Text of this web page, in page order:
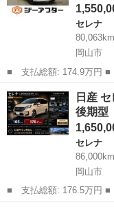
セレナ
80,063km
岡山市
■ 支払総額: 174.9万円 ■ 車両本体価格： 1,550,000 円 ■ メーカ
ー名： 日産 ■ 車種名
ＫＥＮＷＯＯＤ７イン
メラ ク...
岡山 岡山市 セレナ
日産
後期
セレナ
86,000km
岡山市
■ 支払総額: 176.5万円 ■ 車両本体価格： 1,650,000 円 ■ メーカ
ー名： 日産 ■ 車種名